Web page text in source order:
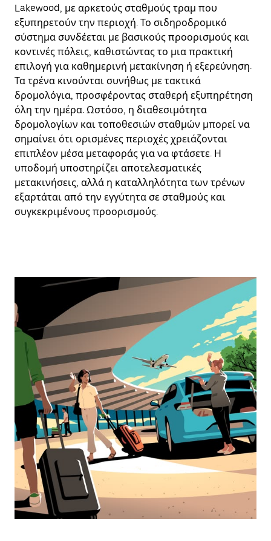
Lakewood, με αρκετούς σταθμούς τραμ που
εξυπηρετούν την περιοχή. Το σιδηροδρομικό
σύστημα συνδέεται με βασικούς προορισμούς και
κοντινές πόλεις, καθιστώντας το μια πρακτική
επιλογή για καθημερινή μετακίνηση ή εξερεύνηση.
Τα τρένα κινούνται συνήθως με τακτικά
δρομολόγια, προσφέροντας σταθερή εξυπηρέτηση
όλη την ημέρα. Ωστόσο, η διαθεσιμότητα
δρομολογίων και τοποθεσιών σταθμών μπορεί να
σημαίνει ότι ορισμένες περιοχές χρειάζονται
επιπλέον μέσα μεταφοράς για να φτάσετε. Η
υποδομή υποστηρίζει αποτελεσματικές
μετακινήσεις, αλλά η καταλληλότητα των τρένων
εξαρτάται από την εγγύτητα σε σταθμούς και
συγκεκριμένους προορισμούς.